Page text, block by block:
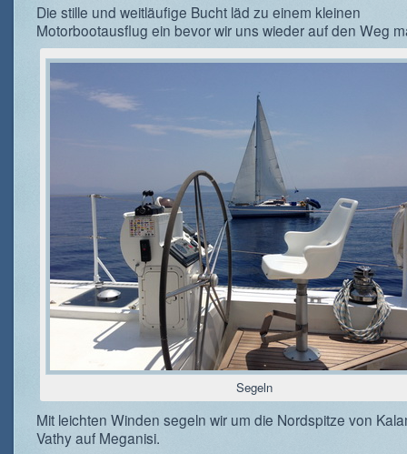
Die stille und weitläufige Bucht läd zu einem kleinen
Motorbootausflug ein bevor wir uns wieder auf den Weg
Segeln
Mit leichten Winden segeln wir um die Nordspitze von
Vathy auf Meganisi.